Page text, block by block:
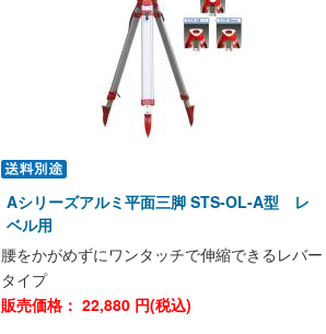
Aシリーズアルミ平面三脚 STS-OL-A型 レ
ベル用
腰をかがめずにワンタッチで伸縮できるレバー
タイプ
販売価格： 22,880 円(税込)